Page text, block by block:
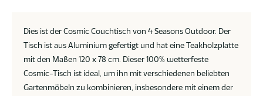
Dies ist der Cosmic Couchtisch von 4 Seasons Outdoor. Der
Tisch ist aus Aluminium gefertigt und hat eine Teakholzplatte
mit den Maßen 120 x 78 cm. Dieser 100% wetterfeste
Cosmic-Tisch ist ideal, um ihn mit verschiedenen beliebten
Gartenmöbeln zu kombinieren, insbesondere mit einem der